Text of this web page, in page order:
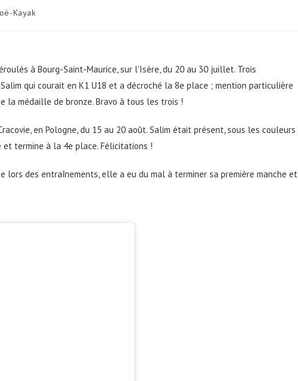
Kayak
à Bourg-Saint-Maurice, sur l’Isère, du 20 au 30 juillet. Trois
qui courait en K1 U18 et a décroché la 8e place ; mention particulière
la médaille de bronze. Bravo à tous les trois !
en Pologne, du 15 au 20 août. Salim était présent, sous les couleurs
et termine à la 4e place. Félicitations !
lors des entraînements, elle a eu du mal à terminer sa première manche et